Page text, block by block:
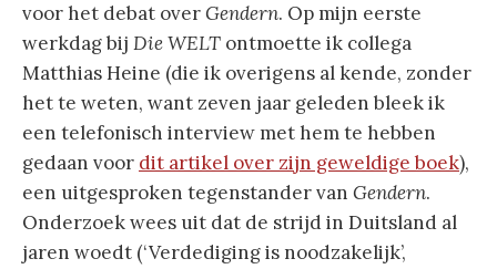
voor het debat overGendern. Op mijn eerste
werkdag bij Die WELT ontmoette ik collega
Matthias Heine (die ik overigens al kende, zonder
het te weten, want zeven jaar geleden bleek ik
een telefonisch interview met hem te hebben
gedaan voor dit artikel over zijn geweldige boek),
een uitgesproken tegenstander van Gendern.
Onderzoek wees uit dat de strijd in Duitsland al
jaren woedt (‘Verdediging is noodzakelijk’,